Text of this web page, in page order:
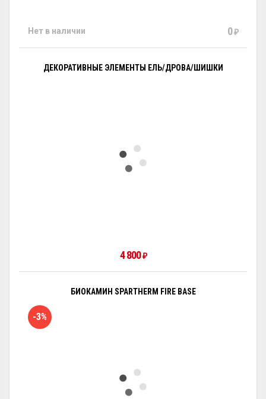
Нет в наличии 0₽
ДЕКОРАТИВНЫЕ ЭЛЕМЕНТЫ ЕЛЬ/ДРОВА/ШИШКИ
4 800₽
БИОКАМИН SPARTHERM FIRE BASE
-3%